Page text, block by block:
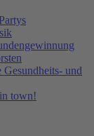
und
town!